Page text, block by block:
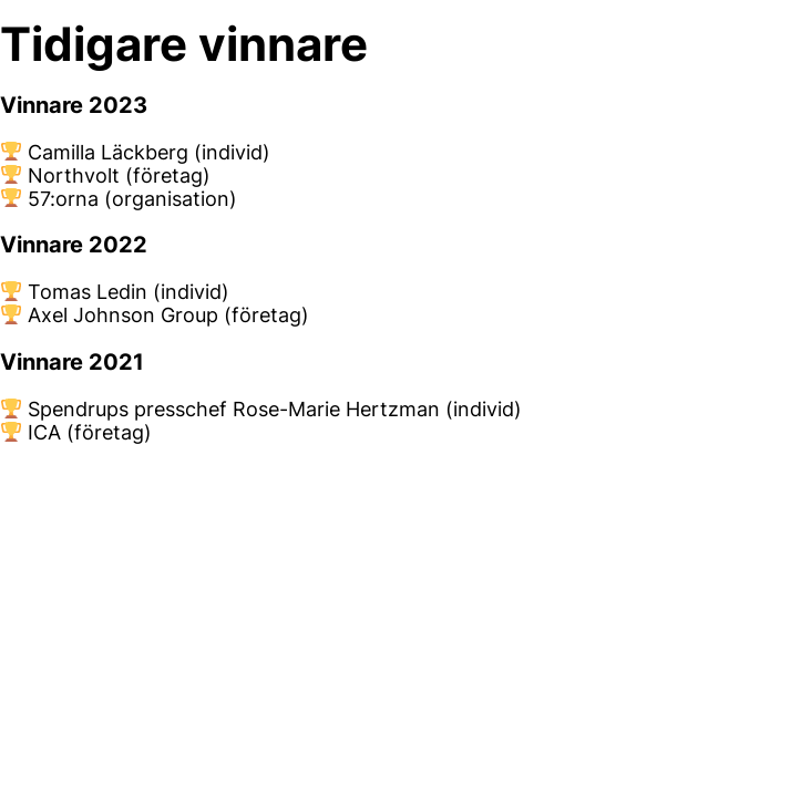
Tidigare vinnare
Vinnare 2023
Camilla Läckberg (individ)
Northvolt (företag)
57:orna (organisation)
Vinnare 2022
Tomas Ledin (individ)
Axel Johnson Group (företag)
Vinnare 2021
Spendrups presschef Rose-Marie Hertzman (individ)
ICA (företag)